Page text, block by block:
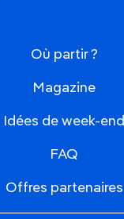
Où partir ?
Magazine
Idées de week-end
FAQ
Offres partenaires